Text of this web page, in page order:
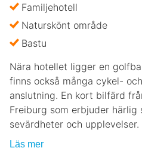
Familjehotell
Naturskönt område
Bastu
Nära hotellet ligger en
finns också många cykel-
anslutning. En kort bilfärd
Freiburg som erbjuder härlig
sevärdheter och upplevelser.
Läs mer